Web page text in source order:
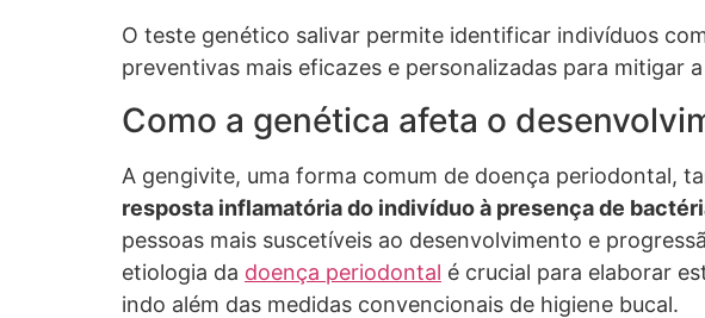
O teste genético salivar permite identificar indivíduos
preventivas mais eficazes e personalizadas para mitigar
Como a genética afeta o
A gengivite, uma forma comum de doença periodontal,
resposta inflamatória do indivíduo à presença de
pessoas mais suscetíveis ao desenvolvimento e
etiologia da doença periodontal é crucial para elaborar
indo além das medidas convencionais de higiene bucal.